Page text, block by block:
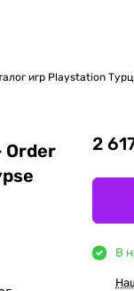
игр Playstation
Order
2
В